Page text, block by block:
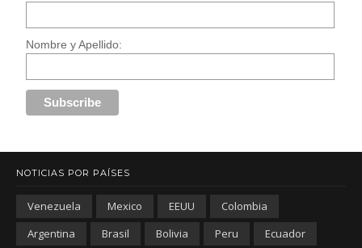
Nombre y Apellido:
NOTICIAS POR PAÍSES
Venezuela Mexico EEUU
Colombia
Argentina
Brasil Bolivia Peru
Ecuador